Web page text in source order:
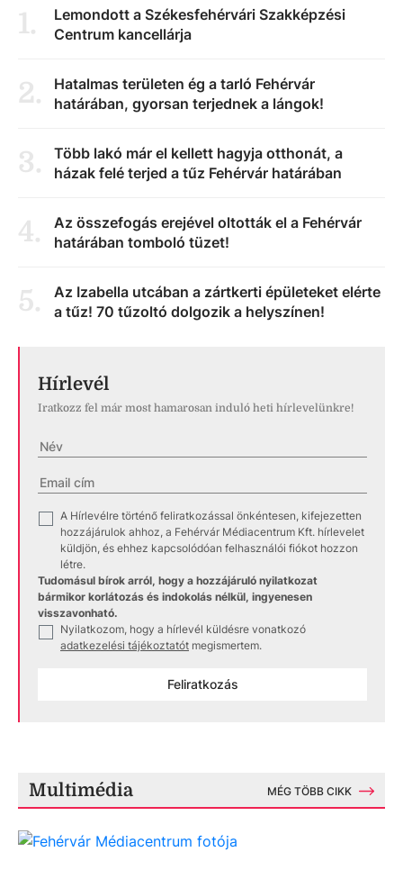
1.
Lemondott a Székesfehérvári Szakképzési
Centrum kancellárja
2.
Hatalmas területen ég a tarló Fehérvár
határában, gyorsan terjednek a lángok!
3.
Több lakó már el kellett hagyja otthonát, a
házak felé terjed a tűz Fehérvár határában
4.
Az összefogás erejével oltották el a Fehérvár
határában tomboló tüzet!
5.
Az Izabella utcában a zártkerti épületeket elérte
a tűz! 70 tűzoltó dolgozik a helyszínen!
Hírlevél
Iratkozz fel már most hamarosan induló heti hírlevelünkre!
A Hírlevélre történő feliratkozással önkéntesen, kifejezetten
hozzájárulok ahhoz, a Fehérvár Médiacentrum Kft. hírlevelet
küldjön, és ehhez kapcsolódóan felhasználói fiókot hozzon
létre.
Tudomásul bírok arról, hogy a hozzájáruló nyilatkozat
bármikor korlátozás és indokolás nélkül, ingyenesen
visszavonható.
Nyilatkozom, hogy a hírlevél küldésre vonatkozó
adatkezelési tájékoztatót megismertem.
Feliratkozás
Multimédia MÉG TÖBB CIKK